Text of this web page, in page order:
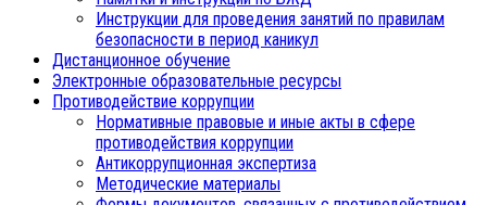
Инструкции для проведения занятий по правилам
безопасности в период каникул
Дистанционное обучение
Электронные образовательные ресурсы
Противодействие коррупции
Нормативные правовые и иные акты в сфере
противодействия коррупции
Антикоррупционная экспертиза
Методические материалы